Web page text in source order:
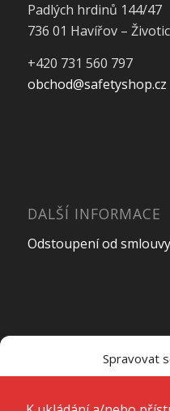
Spravovat
technologie, jako jsou soubory
Padlých hrdinů 144/47
736 01 Havířov –
+420 731 560 797
obchod@safetyshop.cz
DALŠÍ INFORMACE
Odstoupení od smlouvy
Pondělí – Pátek7:00